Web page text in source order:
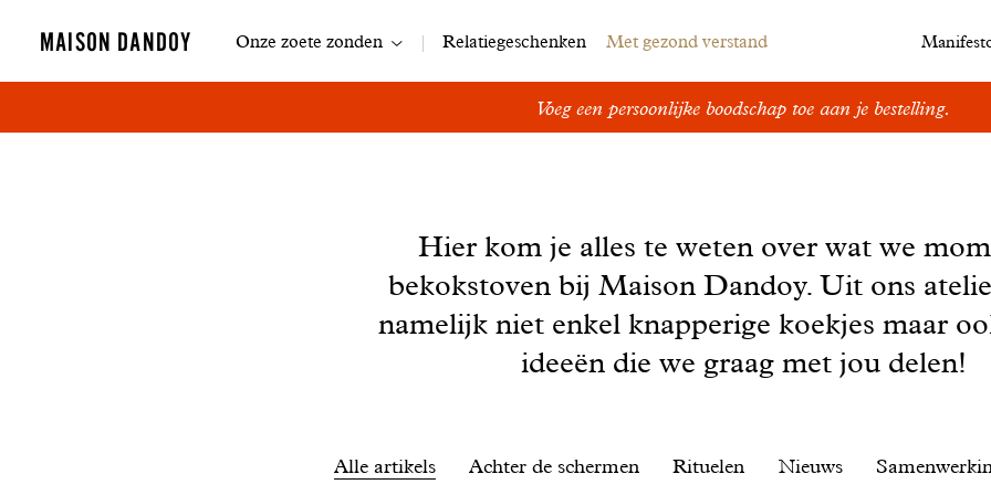
MAISON DANDOY Navigatie
Onze zoete zonden Relatiegeschenken Met gezond verstand
Dandoy Family : cadeaus, exclusiviteiten en vooral koekjes!
Hier kom je alles te weten over wat we
bekokstoven bij Maison Dandoy. Uit ons
namelijk niet enkel knapperige koekjes maar
ideeën die we graag met jou delen!
Alle artikels Achter de schermen Rituelen Nieuws